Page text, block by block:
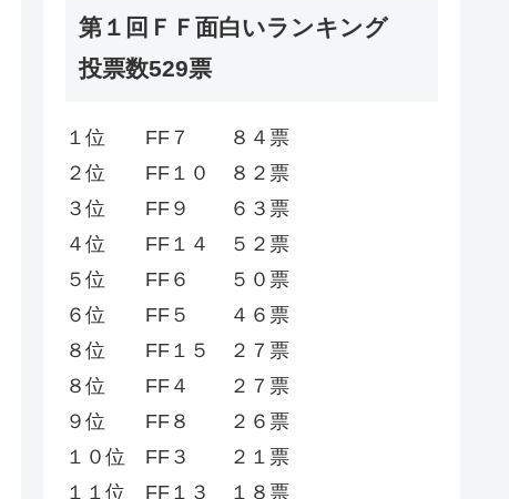
第１回ＦＦ面白いランキング
投票数529票
１位 FF７ ８４票
２位 FF１０ ８２票
３位 FF９ ６３票
４位 FF１４ ５２票
５位 FF６ ５０票
６位 FF５ ４６票
８位 FF１５ ２７票
８位 FF４ ２７票
９位 FF８ ２６票
１０位 FF３ ２１票
１１位 FF１３ １８票